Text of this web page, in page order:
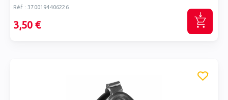
Réf : 3700194406226
3,50 €